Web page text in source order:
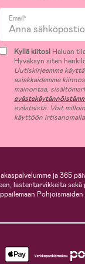
Email*
Kyllä kiitos!Haluan
Hyväksyn siten
Uutiskirjeemme
asiakkaidemme
mainontaa,
evästeistä. Voit
käyttöön
ja 365
lastentarvikkeita